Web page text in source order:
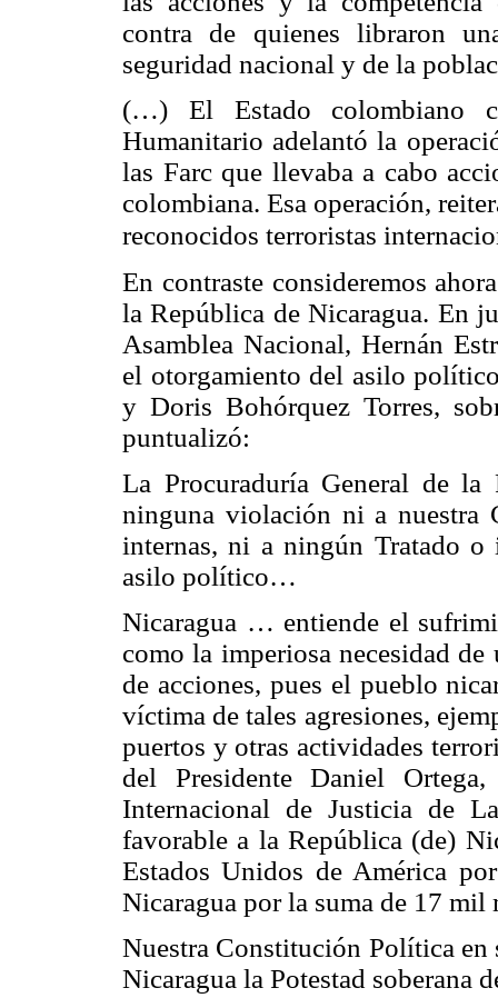
contra de quienes libraron
seguridad nacional y de la
(…) El Estado colombiano
Humanitario adelantó la
las Farc que llevaba a cabo
colombiana. Esa operación,
reconocidos terroristas
En contraste consideremos
la República de Nicaragua. En
Asamblea Nacional, Hernán
el otorgamiento del asilo
y Doris Bohórquez Torres,
puntualizó:
La Procuraduría General de
ninguna violación ni a nuestra
internas, ni a ningún Tratado
asilo político…
Nicaragua … entiende el
como la imperiosa necesidad
de acciones, pues el pueblo
víctima de tales agresiones,
puertos y otras actividades
del Presidente Daniel
Internacional de Justicia de
favorable a la República (de)
Estados Unidos de América
Nicaragua por la suma de 17 mil
Nuestra Constitución Política en
Nicaragua la Potestad